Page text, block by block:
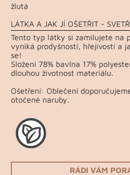
žlutá
LÁTKA A JAK JÍ OŠETŘIT -
Tento typ látky si zamilujete na
vyniká prodyšností, hřejivostí a
se!
Složení 78% bavlna 17%
dlouhou životnost materiálu.
Ošetření: Oblečení
otočené naruby.
RÁDI VÁM